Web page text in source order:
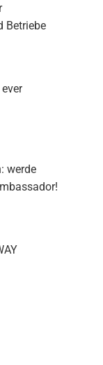
Betriebe
werde